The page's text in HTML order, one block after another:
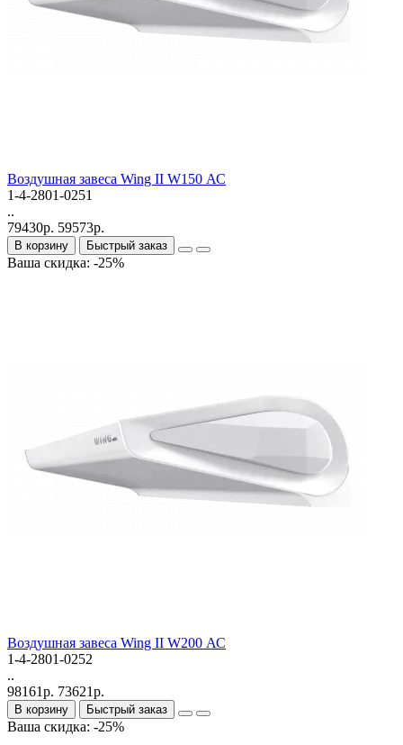
Bоздушная завеса Wing II W150 АС
1-4-2801-0251
..
79430р. 59573р.
В корзину Быстрый заказ
Ваша скидка: -25%
Bоздушная завеса Wing II W200 АС
1-4-2801-0252
..
98161р. 73621р.
В корзину Быстрый заказ
Ваша скидка: -25%